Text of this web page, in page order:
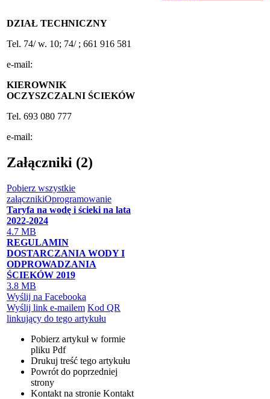
DZIAŁ TECHNICZNY
Tel. 74/w. 10; 74/ ; 661 916 581
e-mail:
KIEROWNIK
OCZYSZCZALNI ŚCIEKÓW
Tel. 693 080 777
e-mail:
Załączniki (2)
Pobierz wszystkie
załącznikiOprogramowanie
Taryfa na wodę i ścieki na lata
2022-2024
4.7 MB
REGULAMIN
DOSTARCZANIA WODY I
ODPROWADZANIA
ŚCIEKÓW 2019
3.8 MB
Wyślij na Facebooka
Wyślij link e-mailem Kod QR
linkujący do tego artykułu
Pobierz artykuł w formie
pliku Pdf
Drukuj treść tego artykułu
Powrót do poprzedniej
strony
Kontakt na stronie Kontakt